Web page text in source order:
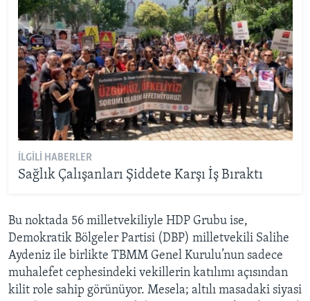
İLGILI HABERLER
Sağlık Çalışanları Şiddete Karşı İş Bıraktı
Bu noktada 56 milletvekiliyle HDP Grubu ise,
Demokratik Bölgeler Partisi (DBP) milletvekili Salihe
Aydeniz ile birlikte TBMM Genel Kurulu’nun sadece
muhalefet cephesindeki vekillerin katılımı açısından
kilit role sahip görünüyor. Mesela; altılı masadaki siyasi